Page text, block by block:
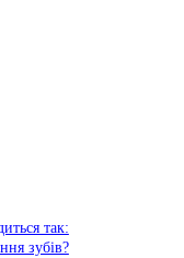
так:
зубів?